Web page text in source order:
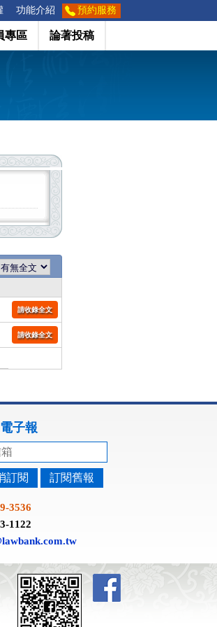
功能介紹 預約服務
專區 論著投稿
請收錄全文
請收錄全文
子報
訂閱 訂閱舊報
3536
1122